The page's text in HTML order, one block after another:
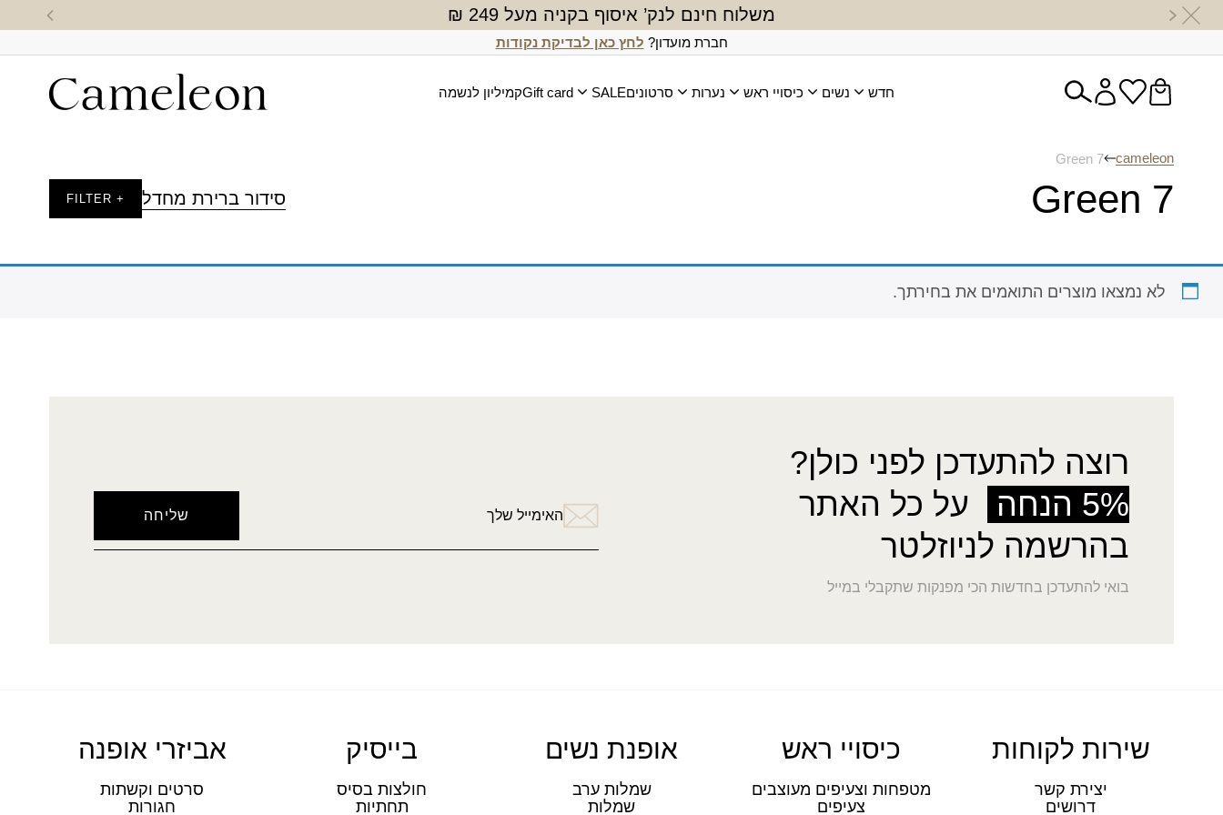
משלוח חינם לנק’ איסוף בקניה מעל 249 ₪
חברת מועדון? לחץ כאן לבדיקת נקודות
חדש נשים כיסויי ראש נערות סרטוניםSALE
Gift cardקמיליון לנשמה
cameleon
Green 7
Green 7 סידור ברירת מחדל + FILTER
לא נמצאו מוצרים התואמים את בחירתך.
רוצה להתעדכן לפני כולן?
5% הנחה
על כל האתר
בהרשמה לניוזלטר
בואי להתעדכן בחדשות הכי מפנקות שתקבלי במייל
האימייל שלך
שירות לקוחות
יצירת קשר
דרושים
כיסויי ראש
מטפחות וצעיפים מעוצבים
צעיפים
אופנת נשים
שמלות ערב
שמלות
בייסיק
חולצות בסיס
תחתיות
אביזרי אופנה
סרטים וקשתות
חגורות